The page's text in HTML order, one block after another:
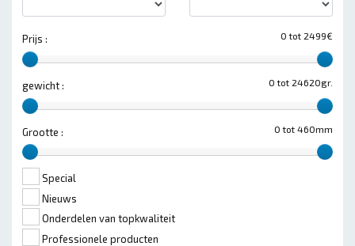
0 tot 2499€
Prijs :
0 tot 24620gr.
gewicht :
0 tot 460mm
Grootte :
Special
Nieuws
Onderdelen van topkwaliteit
Professionele producten